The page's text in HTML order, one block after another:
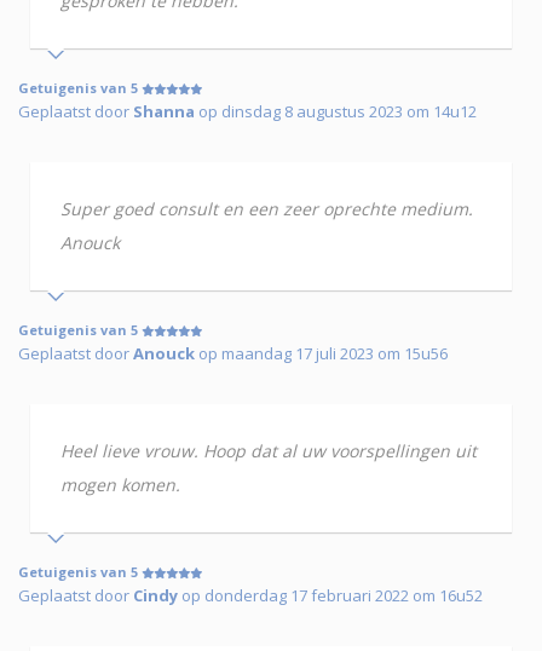
Getuigenis van 5
Geplaatst door Shanna op dinsdag 8 augustus 2023 om 14u12
Super goed consult en een zeer oprechte medium.
Anouck
Getuigenis van 5
Geplaatst doorAnouck op maandag 17 juli 2023 om 15u56
Heel lieve vrouw. Hoop dat al uw voorspellingen uit
mogen komen.
Getuigenis van 5
Geplaatst door Cindy op donderdag 17 februari 2022 om 16u52